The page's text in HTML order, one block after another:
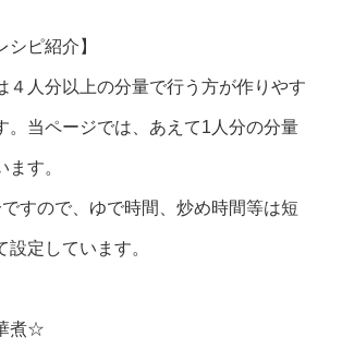
シピ紹介】
人分以上の分量で行う方が作りやす
。当ページでは、あえて1人分の分量
ます。
すので、ゆで時間、炒め時間等は短
設定しています。
煮☆